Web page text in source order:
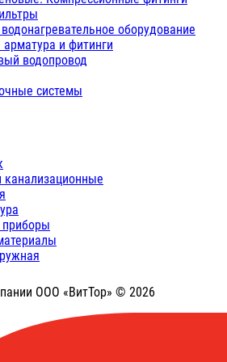
оборудование
и фитинги
водопровод
системы
ООО «ВитТор» © 2026